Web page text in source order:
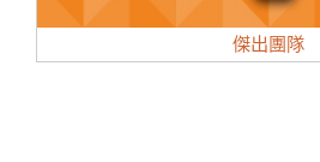
傑出團隊